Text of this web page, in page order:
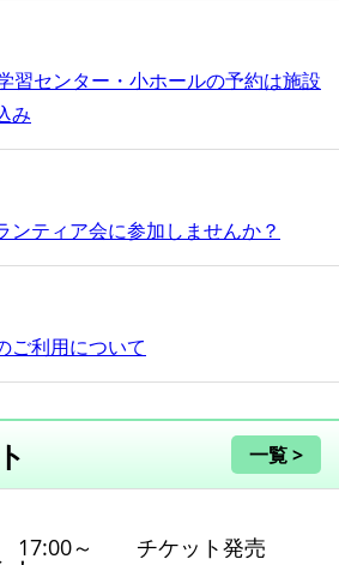
習センター・小ホールの予約は施設
み
ンティア会に参加しませんか？
ご利用について
一覧 >
) 17:00～ チケット発売